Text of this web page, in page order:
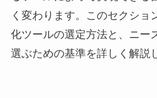
く変わります。このセクショ
化ツールの選定方法と、ニー
選ぶための基準を詳しく解説